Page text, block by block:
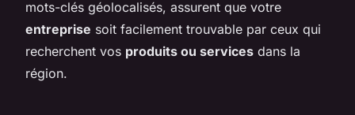
mots-clés géolocalisés, assurent que votre
entreprise soit facilement trouvable par ceux qui
recherchent vos produits ou services dans la
région.